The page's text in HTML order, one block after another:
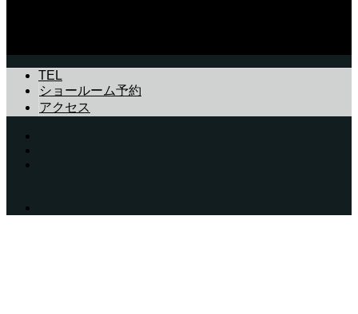
TEL
ショールーム予約
アクセス